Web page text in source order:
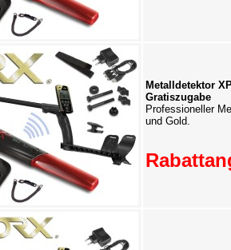
Metalldetektor
Gratiszugabe
Professioneller
und Gold.